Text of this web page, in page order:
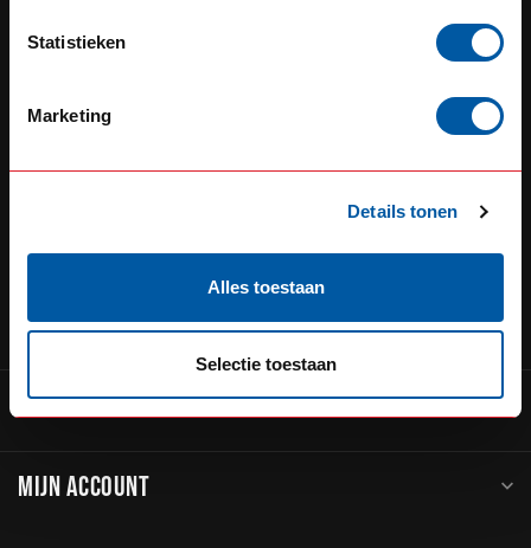
Statistieken
Marketing
Details tonen
Alles toestaan
Selectie toestaan
3433KL Nieuwegein
+31 (0) 348 20 0002
+31 348234444
CATEGORIEËN
INFORMATIE
MIJN ACCOUNT